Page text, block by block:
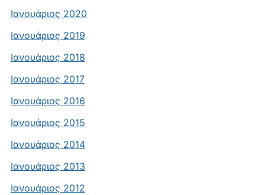
Ιανουάριος 2020
Ιανουάριος 2019
Ιανουάριος 2018
Ιανουάριος 2017
Ιανουάριος 2016
Ιανουάριος 2015
Ιανουάριος 2014
Ιανουάριος 2013
Ιανουάριος 2012